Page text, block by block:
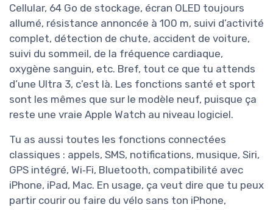
Cellular, 64 Go de stockage, écran OLED toujours
allumé, résistance annoncée à 100 m, suivi d’activité
complet, détection de chute, accident de voiture,
suivi du sommeil, de la fréquence cardiaque,
oxygène sanguin, etc. Bref, tout ce que tu attends
d’une Ultra 3, c’est là. Les fonctions santé et sport
sont les mêmes que sur le modèle neuf, puisque ça
reste une vraie Apple Watch au niveau logiciel.
Tu as aussi toutes les fonctions connectées
classiques : appels, SMS, notifications, musique, Siri,
GPS intégré, Wi‑Fi, Bluetooth, compatibilité avec
iPhone, iPad, Mac. En usage, ça veut dire que tu peux
partir courir ou faire du vélo sans ton iPhone,